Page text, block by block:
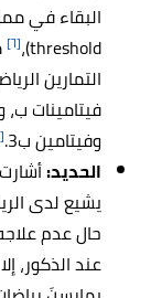
threshold)، [٦]
التمارين
فيتامينات
وفيتامين ب3. [١]
الحديد:
يشيع لدى
حال عدم
عند الذكور،